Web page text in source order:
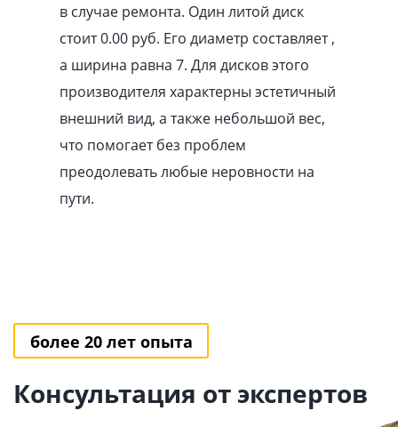
в случае ремонта. Один литой диск
стоит 0.00 pуб. Его диаметр составляет ,
а ширина равна 7. Для дисков этого
производителя характерны эстетичный
внешний вид, а также небольшой вес,
что помогает без проблем
преодолевать любые неровности на
пути.
более 20 лет опыта
Консультация от экспертов